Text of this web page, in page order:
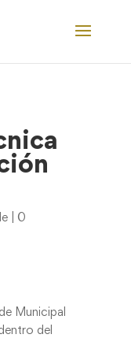
| 0
Municipal
del